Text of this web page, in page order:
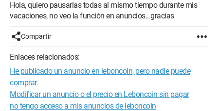
Hola, quiero pausarlas todas al mismo tiempo durante mis
vacaciones, no veo la función en anuncios...gracias
Compartir
Enlaces relacionados:
He publicado un anuncio en leboncoin, pero nadie puede
comprar.
Modificar un anuncio o el precio en Leboncoin sin pagar
no tengo acceso a mis anuncios de leboncoin